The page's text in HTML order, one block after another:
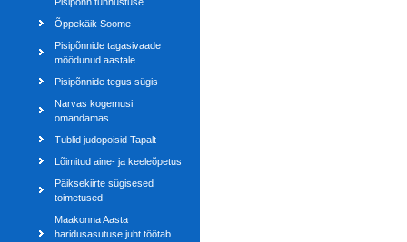
Õppekäik Soome
Pisipõnnide tagasivaade
möödunud aastale
Pisipõnnide tegus sügis
Narvas kogemusi
omandamas
Tublid judopoisid Tapalt
Lõimitud aine- ja keeleõpetus
Päiksekiirte sügisesed
toimetused
Maakonna Aasta
haridusasutuse juht töötab